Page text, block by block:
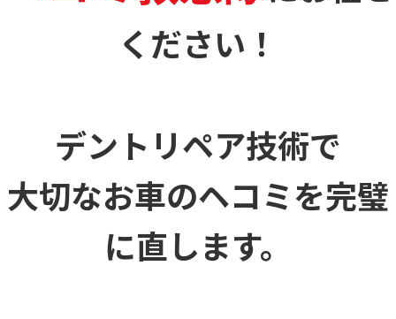
ください！
デントリペア技術で
大切なお車のヘコミを完璧
に直します。